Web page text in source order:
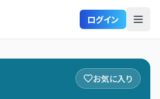
ログイン
お気に入り